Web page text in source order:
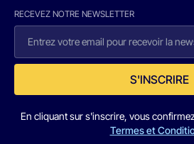
RECEVEZ NOTRE NEWSLETTER
S'INSCRIRE
En cliquant sur s'inscrire, vous
Termes et